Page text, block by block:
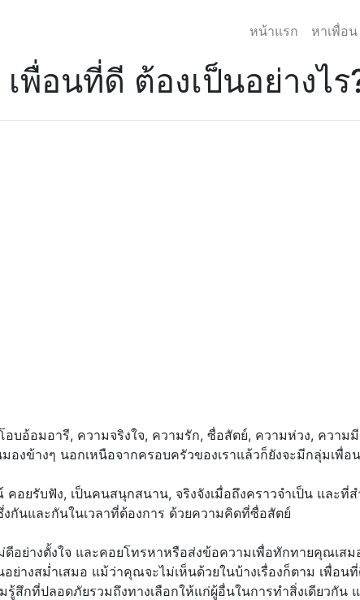
หน้าแรก หาเพื่อน
เพื่อนที่ดี ต้องเป็นอย่างไร
บอ้อมอารี, ความจริงใจ, ความรัก, ซื่อสัตย์, ความห่วง, ความ
งข้างๆ นอกเหนือจากครอบครัวของเราแล้วก็ยังจะมีกลุ่มเพื่
อยรับฟัง, เป็นคนสนุกสนาน, จริงจังเมื่อถึงคราวจำเป็น และ
กันและกันในเวลาที่ต้องการ ด้วยความคิดที่ซื่อสัตย์
อย่างตั้งใจ และคอยโทรหาหรือส่งข้อความเพื่อทักทายคุณเส
างสม่ำเสมอ แม้ว่าคุณจะไม่เห็นด้วยในบ้างเรื่องก็ตาม เพื่อน
สึกที่ปลอดภัยรวมถึงทางเลือกให้แก่ผู้อื่นในการทำสิ่งเดียวกัน